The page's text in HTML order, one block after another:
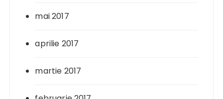
mai 2017
aprilie 2017
martie 2017